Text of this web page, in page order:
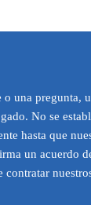
una pregunta,
No se
hasta que
un acuerdo